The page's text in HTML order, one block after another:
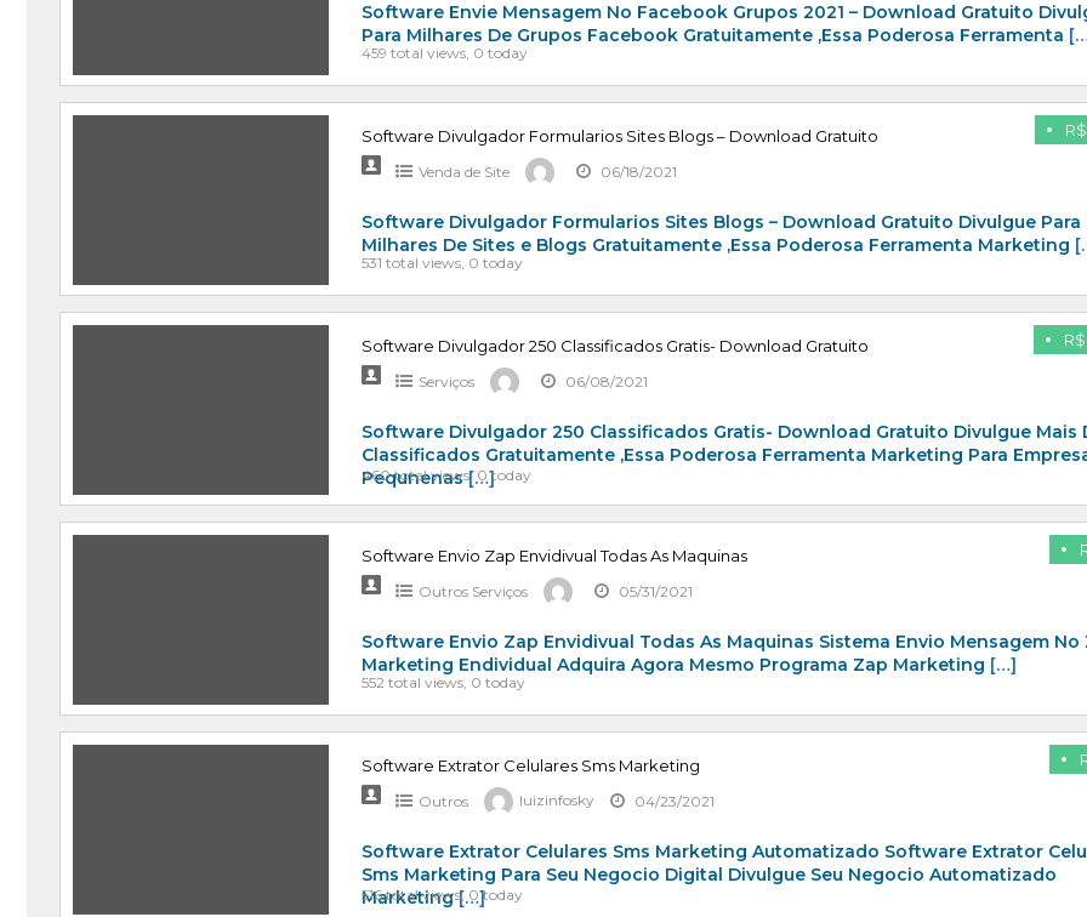
Software Envie Mensagem No Facebook Grupos 2021 – Download Gratuito
Para Milhares De Grupos Facebook Gratuitamente ,Essa Poderosa Ferramenta
459 total views, 0 today
Software Divulgador Formularios Sites Blogs – Download Gratuito
Venda de Site 06/18/2021
Software Divulgador Formularios Sites Blogs – Download Gratuito Divulgue Para
Milhares De Sites e Blogs Gratuitamente ,Essa Poderosa Ferramenta Marketing
531 total views, 0 today
Software Divulgador 250 Classificados Gratis- Download Gratuito
Serviços 06/08/2021
Software Divulgador 250 Classificados Gratis- Download Gratuito Divulgue Mais
Classificados Gratuitamente ,Essa Poderosa Ferramenta Marketing Para
Pequnenas[…]
460 total views, 0 today
Software Envio Zap Envidivual Todas As Maquinas
Outros Serviços 05/31/2021
Software Envio Zap Envidivual Todas As Maquinas Sistema Envio Mensagem No
Marketing Endividual Adquira Agora Mesmo Programa Zap Marketing […]
552 total views, 0 today
Software Extrator Celulares Sms Marketing
Outros luizinfosky 04/23/2021
Software Extrator Celulares Sms Marketing Automatizado Software Extrator
Sms Marketing Para Seu Negocio Digital Divulgue Seu Negocio Automatizado
Marketing[…]
516 total views, 0 today